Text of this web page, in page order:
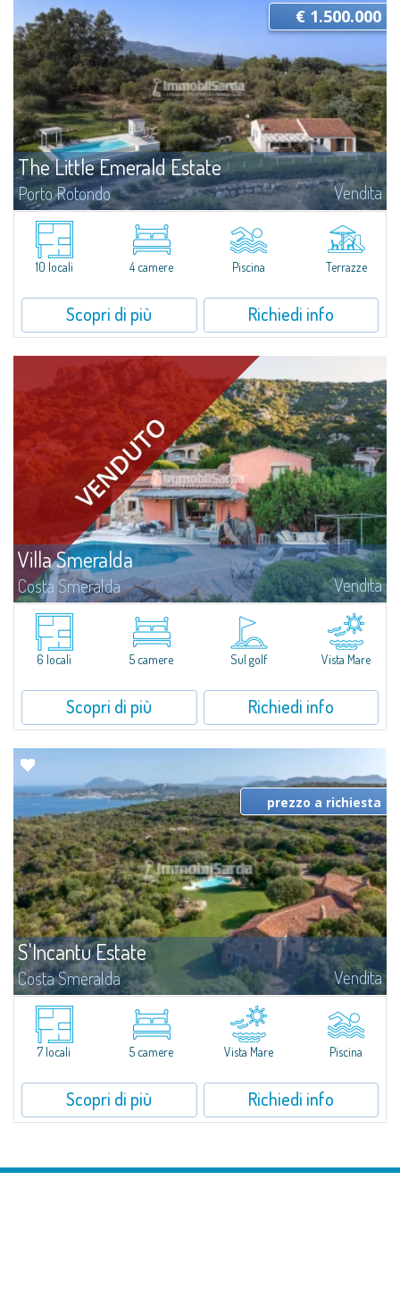
The Little Emerald Estate
Porto Rotondo Vendita
Tenuta con villa e stazzo indipendente con piscina panoramica - Cugnana,
Porto RotondoNel cuore delle colline di Cugnana, a pochi minuti da Porto
Rotondo e dalle più belle spiagge della Costa Smeralda, proponiamo in...
€ 1.500.000
10 locali 4 camere Piscina Terrazze
Scopri di più Richiedi info
Villa Smeralda
Costa Smeralda Vendita
Villa Smeralda, a firma del celebre Architetto Jean Claude Lesuisse, si
affaccia in posizione dominante sulla baia del Pevero, con una vista
panoramica sul mare e sulle colline di Pantogia. La proprietà fa parte di
un...6 locali 5 camere Sul golf Vista Mare
Scopri di più Richiedi info
S'Incantu Estate
Costa Smeralda Vendita
S'Incantu Estate gode di una posizione privilegiata alle porte della Costa
Smeralda, ideale per chi desidera la comodità di una location strategia
senza rinunciare ad avere i migliori servizi sempre a portata di mano...
prezzo a richiesta
7 locali 5 camere Vista Mare Piscina
Scopri di più Richiedi info